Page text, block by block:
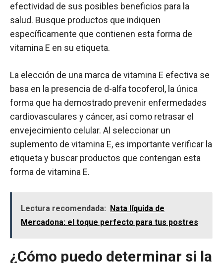
efectividad de sus posibles beneficios para la
salud. Busque productos que indiquen
específicamente que contienen esta forma de
vitamina E en su etiqueta.
La elección de una marca de vitamina E efectiva se
basa en la presencia de d-alfa tocoferol, la única
forma que ha demostrado prevenir enfermedades
cardiovasculares y cáncer, así como retrasar el
envejecimiento celular. Al seleccionar un
suplemento de vitamina E, es importante verificar la
etiqueta y buscar productos que contengan esta
forma de vitamina E.
Lectura recomendada: Nata líquida de
Mercadona: el toque perfecto para tus postres
¿Cómo puedo determinar si la